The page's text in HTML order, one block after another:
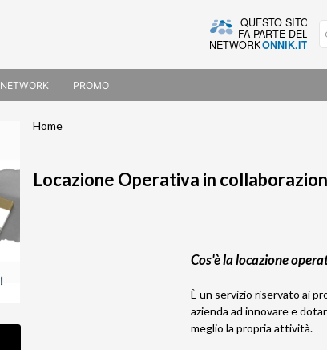
NETWORK PROMO
Home
Locazione Operativa in
Cos'è la locazione
È un servizio riservato ai
azienda ad innovare e
meglio la propria attività.